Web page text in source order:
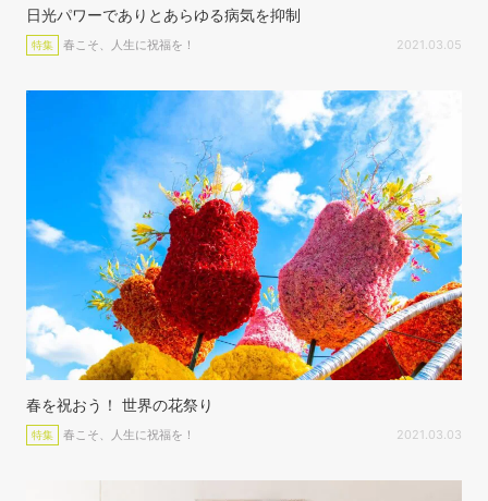
日光パワーでありとあらゆる病気を抑制
特集 春こそ、人生に祝福を！ 2021.03.05
春を祝おう！ 世界の花祭り
特集 春こそ、人生に祝福を！ 2021.03.03